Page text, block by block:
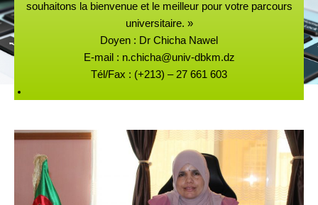
souhaitons la bienvenue et le meilleur pour votre parcours
universitaire. »
Doyen : Dr Chicha Nawel
E-mail : n.chicha@univ-dbkm.dz
Tél/Fax : (+213) – 27 661 603